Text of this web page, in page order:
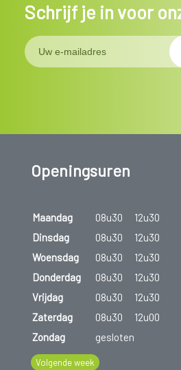
Schrijf je in voor
Openingsuren
Maandag 08u30 12u30
Dinsdag
08u30 12u30
Woensdag
08u30 12u30
Donderdag
08u30 12u30
Vrijdag
08u30 12u30
Zaterdag
08u30
12u00
Zondag
gesloten
Volgende week